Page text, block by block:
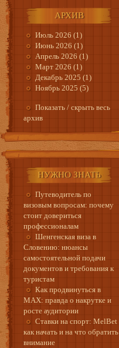
АРХИВ
Июль 2026 (1)
Июнь 2026 (1)
Апрель 2026 (1)
Март 2026 (1)
Декабрь 2025 (1)
Ноябрь 2025 (5)
Показать / скрыть весь
архив
НУЖНО ЗНАТЬ
Путеводитель по
визовым вопросам: почему
стоит довериться
профессионалам
Шенгенская виза в
Словению: нюансы
самостоятельной подачи
документов и требования к
туристам
Как продвинуться в
MAX: правда о накрутке и
росте аудитории
Ставки на спорт: MelBet
как начать и на что обратить
внимание